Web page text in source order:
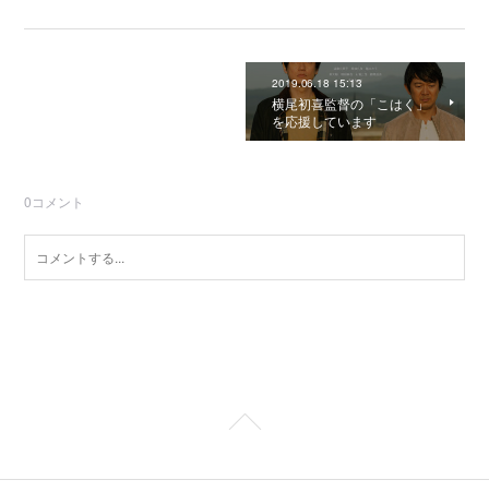
2019.06.18 15:13
横尾初喜監督の「こはく」
を応援しています
0コメント